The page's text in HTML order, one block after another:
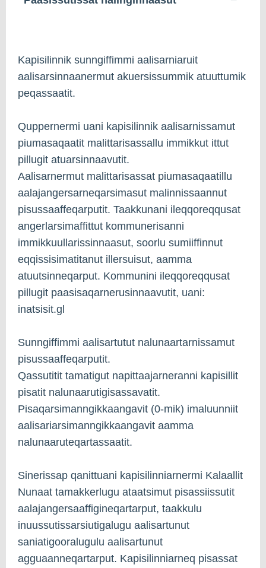
Kapisilinnik sunngiffimmi aalisarniaruit
aalisarsinnaanermut akuersissummik atuuttumik
peqassaatit.
Quppernermi uani kapisilinnik aalisarnissamut
piumasaqaatit malittarisassallu immikkut ittut
pillugit atuarsinnaavutit.
Aalisarnermut malittarisassat piumasaqaatillu
aalajangersarneqarsimasut malinnissaannut
pisussaaffeqarputit. Taakkunani ileqqoreqqusat
angerlarsimaffittut kommunerisanni
immikkuullarissinnaasut, soorlu sumiiffinnut
eqqissisimatitanut illersuisut, aamma
atuutsinneqarput. Kommunini ileqqoreqqusat
pillugit paasisaqarnerusinnaavutit, uani:
inatsisit.gl
Sunngiffimmi aalisartutut nalunaartarnissamut
pisussaaffeqarputit.
Qassutitit tamatigut napittaajarneranni kapisillit
pisatit nalunaarutigisassavatit.
Pisaqarsimanngikkaangavit (0-mik) imaluunniit
aalisariarsimanngikkaangavit aamma
nalunaaruteqartassaatit.
Sinerissap qanittuani kapisilinniarnermi Kalaallit
Nunaat tamakkerlugu ataatsimut pisassiissutit
aalajangersaaffigineqartarput, taakkulu
inuussutissarsiutigalugu aalisartunut
saniatigooralugulu aalisartunut
agguaanneqartarput. Kapisilinniarneq pisassat